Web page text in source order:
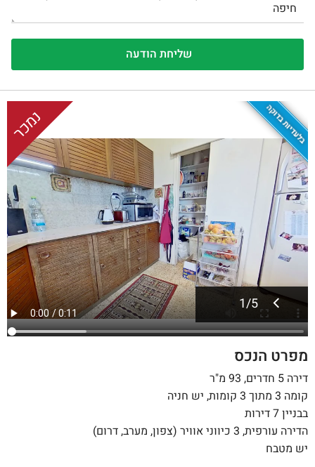
בלעדיות בדוקה נמכר
1/5
מפרט הנכס
דירה 5 חדרים, 93 מ"ר
קומה 3 מתוך 3 קומות, יש חניה
בבניין 7 דירות
הדירה עורפית, 3 כיווני אוויר (צפון, מערב, דרום)
יש מטבח